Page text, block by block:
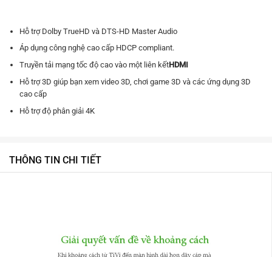
Hỗ trợ Dolby TrueHD và DTS-HD Master Audio
Áp dụng công nghệ cao cấp HDCP compliant.
Truyền tải mạng tốc độ cao vào một liên kếtHDMI
Hỗ trợ 3D giúp bạn xem video 3D, chơi game 3D và các ứng dụng 3D
cao cấp
Hỗ trợ độ phân giải 4K
THÔNG TIN CHI TIẾT